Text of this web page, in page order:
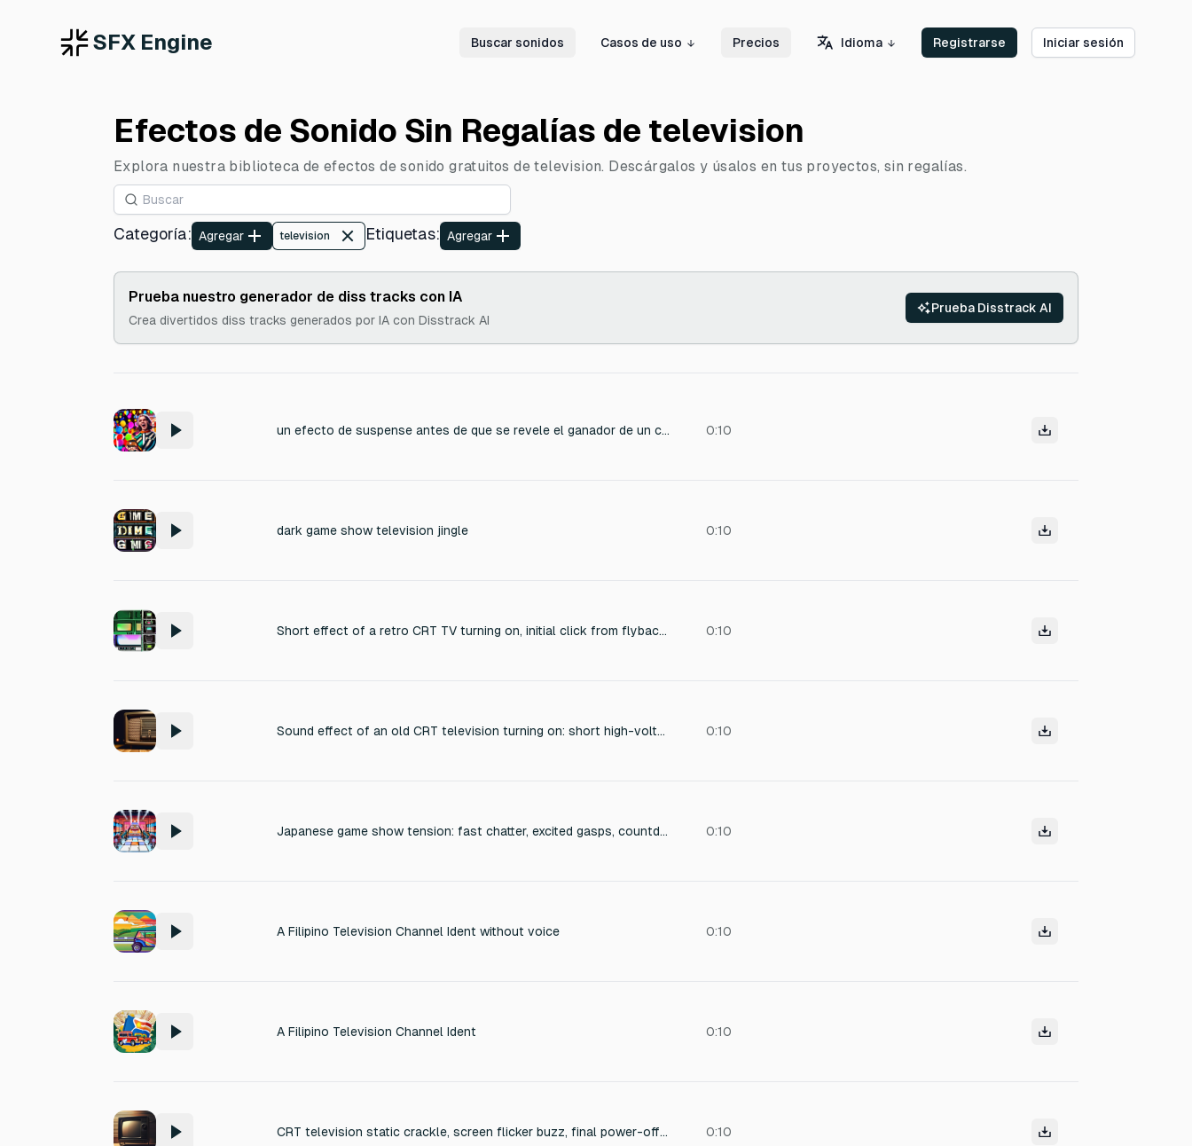
SFX Engine Buscar sonidos Casos de uso Precios Idioma Registrarse Iniciar sesión
Efectos de Sonido Sin Regalías de television
Explora nuestra biblioteca de efectos de sonido gratuitos de television. Descárgalos y úsalos en tus proyectos, sin regalías.
Categoría: Agregar television Etiquetas: Agregar
Prueba nuestro generador de diss tracks con IA
Crea divertidos diss tracks generados por IA con Disstrack AI
Prueba Disstrack AI
un efecto de suspense antes de que se revele el ganador de un concurso en un programa familiar de TV 0:10
dark game show television jingle 0:10
Short effect of a retro CRT TV turning on, initial click from flyback transformer, fast high-pitch sweep, crackling static, faint electromagnetic hum, 1 second duration, professional foley style 0:10
Sound effect of an old CRT television turning on: short high-voltage pop, quick rising high-frequency whine, then a soft static hiss that fades within one second. Very realistic, no ambient noise, no music. 0:10
Japanese game show tension: fast chatter, excited gasps, countdown beeps, small drum-roll-like accents, energetic claps, bright and playful TV sound. 0:10
A Filipino Television Channel Ident without voice 0:10
A Filipino Television Channel Ident 0:10
CRT television static crackle, screen flicker buzz, final power-off thud 0:10